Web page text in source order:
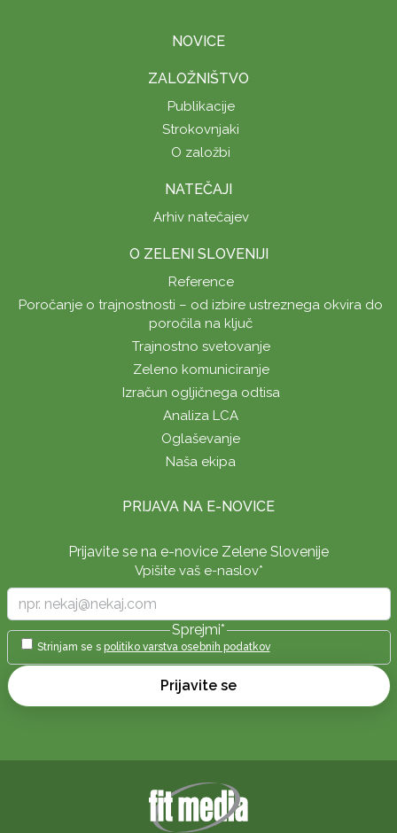
NOVICE
ZALOŽNIŠTVO
Publikacije
Strokovnjaki
O založbi
NATEČAJI
Arhiv natečajev
O ZELENI SLOVENIJI
Reference
Poročanje o trajnostnosti – od izbire ustreznega okvira do
poročila na ključ
Trajnostno svetovanje
Zeleno komuniciranje
Izračun ogljičnega odtisa
Analiza LCA
Oglaševanje
Naša ekipa
PRIJAVA NA E-NOVICE
Prijavite se na e-novice Zelene Slovenije
Vpišite vaš e-naslov*
Sprejmi*
Strinjam se s politiko varstva osebnih podatkov
Prijavite se